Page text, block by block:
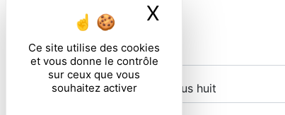
Ce site utilise des cookies
et vous donne le contrôle
sur ceux que vous
souhaitez activer
X
Combien font six plus huit